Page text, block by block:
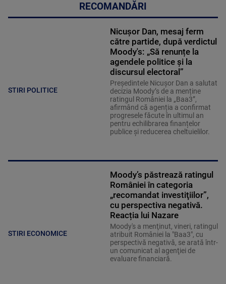
RECOMANDĂRI
STIRI POLITICE
Nicușor Dan, mesaj ferm
către partide, după verdictul
Moody's: „Să renunțe la
agendele politice şi la
discursul electoral”
Președintele Nicușor Dan a salutat
decizia Moody’s de a menține
ratingul României la „Baa3”,
afirmând că agenția a confirmat
progresele făcute în ultimul an
pentru echilibrarea finanțelor
publice și reducerea cheltuielilor.
STIRI ECONOMICE
Moody’s păstrează ratingul
României în categoria
„recomandat investiţiilor”,
cu perspectiva negativă.
Reacția lui Nazare
Moody's a menţinut, vineri, ratingul
atribuit României la "Baa3", cu
perspectivă negativă, se arată într-
un comunicat al agenţiei de
evaluare financiară.